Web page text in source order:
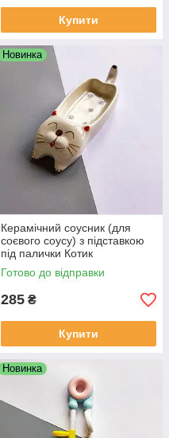
Купити
Новинка
Керамічний соусник (для
соєвого соусу) з підставкою
під палички Котик
Готово до відправки
285 ₴
Купити
Новинка